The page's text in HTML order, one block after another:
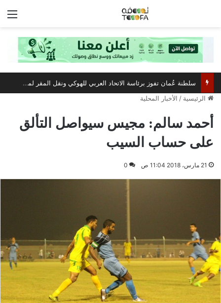
سلطنة عُمان تفوز برئاسة الاتحاد العربي للهوكي ونقل المقر لمسقط
الرئيسية / الأخبار المحلية
أحمد سالم: مجيس سيواصل التألق
على حساب السيب
21 مارس، 2018 11:04 ص 0